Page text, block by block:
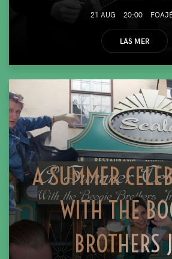
21 AUG 20:00
LÄS MER
A SUMMER
WITH THE
BROTHERS